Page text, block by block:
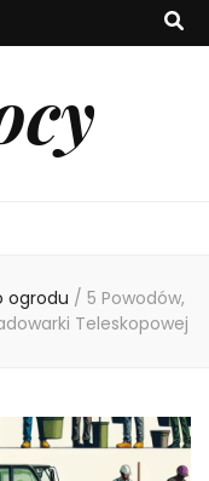
ogrodu / 5 Powodów,
Teleskopowej